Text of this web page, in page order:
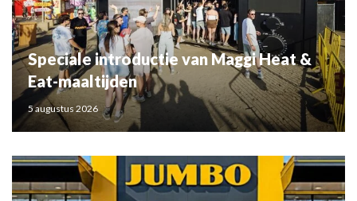
Speciale introductie van Maggi Heat &
Eat-maaltijden
5 augustus 2026